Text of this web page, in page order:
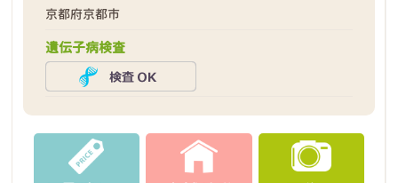
京都府京都市
遺伝子病検査